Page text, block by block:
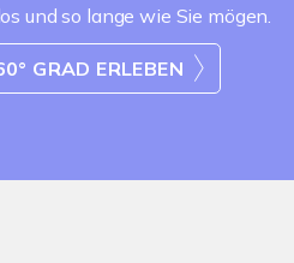
und so lange wie Sie mögen.
GRAD ERLEBEN